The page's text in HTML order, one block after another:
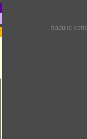
traduire